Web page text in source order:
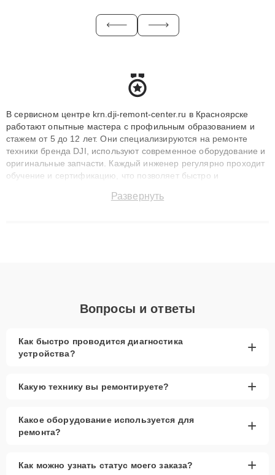
В сервисном центре krn.dji-remont-center.ru в Красноярске
работают опытные мастера с профильным образованием и
стажем от 5 до 12 лет. Они специализируются на ремонте
техники бренда DJI, используют современное оборудование и
оригинальные запчасти. Каждый инженер регулярно проходит
обучение и сертификацию, что позволяет быстро и
сохранением гарантии до 3 лет. Наши мастера решают
Развернуть
Вопросы и ответы
Как быстро проводится диагностика
устройства?
+
Какую технику вы ремонтируете? +
Какое оборудование используется для
ремонта?
+
Как можно узнать статус моего заказа? +